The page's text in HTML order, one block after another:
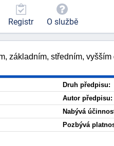
základním, středním,
Druh předpisu:
Autor předpisu:
Nabývá
Pozbývá
Registr O službě